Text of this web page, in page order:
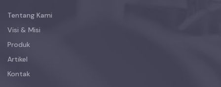
Tentang Kami
Visi & Misi
Produk
Artikel
Kontak